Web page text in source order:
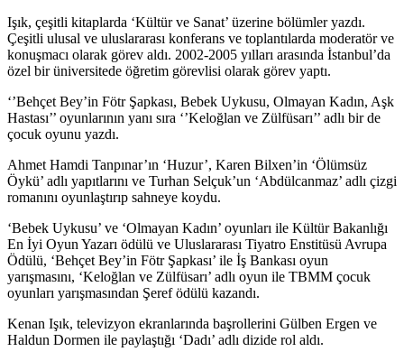
Işık, çeşitli kitaplarda ‘Kültür ve Sanat’ üzerine bölümler yazdı.
Çeşitli ulusal ve uluslararası konferans ve toplantılarda moderatör ve
konuşmacı olarak görev aldı. 2002-2005 yılları arasında İstanbul’da
özel bir üniversitede öğretim görevlisi olarak görev yaptı.
‘’Behçet Bey’in Fötr Şapkası, Bebek Uykusu, Olmayan Kadın, Aşk
Hastası’’ oyunlarının yanı sıra ‘’Keloğlan ve Zülfüsarı’’ adlı bir de
çocuk oyunu yazdı.
Ahmet Hamdi Tanpınar’ın ‘Huzur’, Karen Bilxen’in ‘Ölümsüz
Öykü’ adlı yapıtlarını ve Turhan Selçuk’un ‘Abdülcanmaz’ adlı çizgi
romanını oyunlaştırıp sahneye koydu.
‘Bebek Uykusu’ ve ‘Olmayan Kadın’ oyunları ile Kültür Bakanlığı
En İyi Oyun Yazarı ödülü ve Uluslararası Tiyatro Enstitüsü Avrupa
Ödülü, ‘Behçet Bey’in Fötr Şapkası’ ile İş Bankası oyun
yarışmasını, ‘Keloğlan ve Zülfüsarı’ adlı oyun ile TBMM çocuk
oyunları yarışmasından Şeref ödülü kazandı.
Kenan Işık, televizyon ekranlarında başrollerini Gülben Ergen ve
Haldun Dormen ile paylaştığı ‘Dadı’ adlı dizide rol aldı.